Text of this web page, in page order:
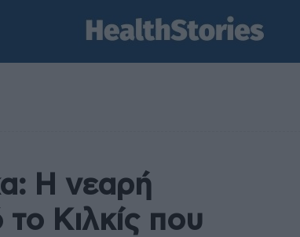
Η νεαρή
Κιλκίς που